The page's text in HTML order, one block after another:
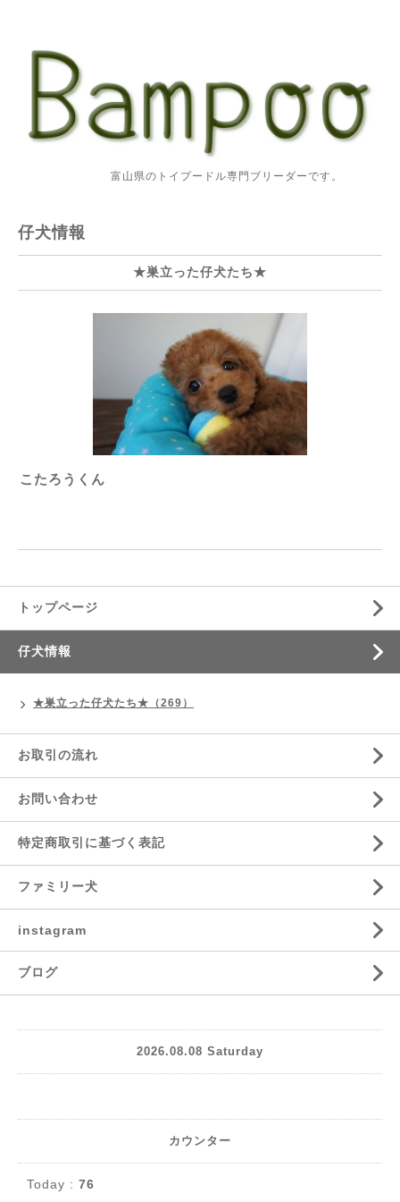
富山県のトイプードル専門ブリーダーです。
仔犬情報
★巣立った仔犬たち★
こたろうくん
トップページ
仔犬情報
★巣立った仔犬たち★（269）
お取引の流れ
お問い合わせ
特定商取引に基づく表記
ファミリー犬
instagram
ブログ
2026.08.08 Saturday
カウンター
Today : 76